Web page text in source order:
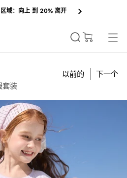
域：向上 到 20% 离开
套装
以前的 下一个